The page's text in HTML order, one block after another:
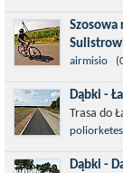
Szosowa
Łatwa,
małym
To trasa
airmisio
Dąbki -
Trasa do
ścieżkę
Niestety
poliorketes
Dąbki -